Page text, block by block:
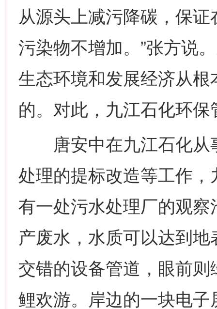
从源头上减污降碳，保
污染物不增加。”张方说
生态环境和发展经济从
的。对此，九江石化环
唐安中在九江石化从
处理的提标改造等工作
有一处污水处理厂的观
产废水，水质可以达到
交错的设备管道，眼前
鲤欢游。岸边的一块电